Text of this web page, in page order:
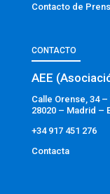
Contacto de
CONTACTO
AEE
Calle Orense, 34
28020 – Madrid –
+34 917 451 276
Contacta